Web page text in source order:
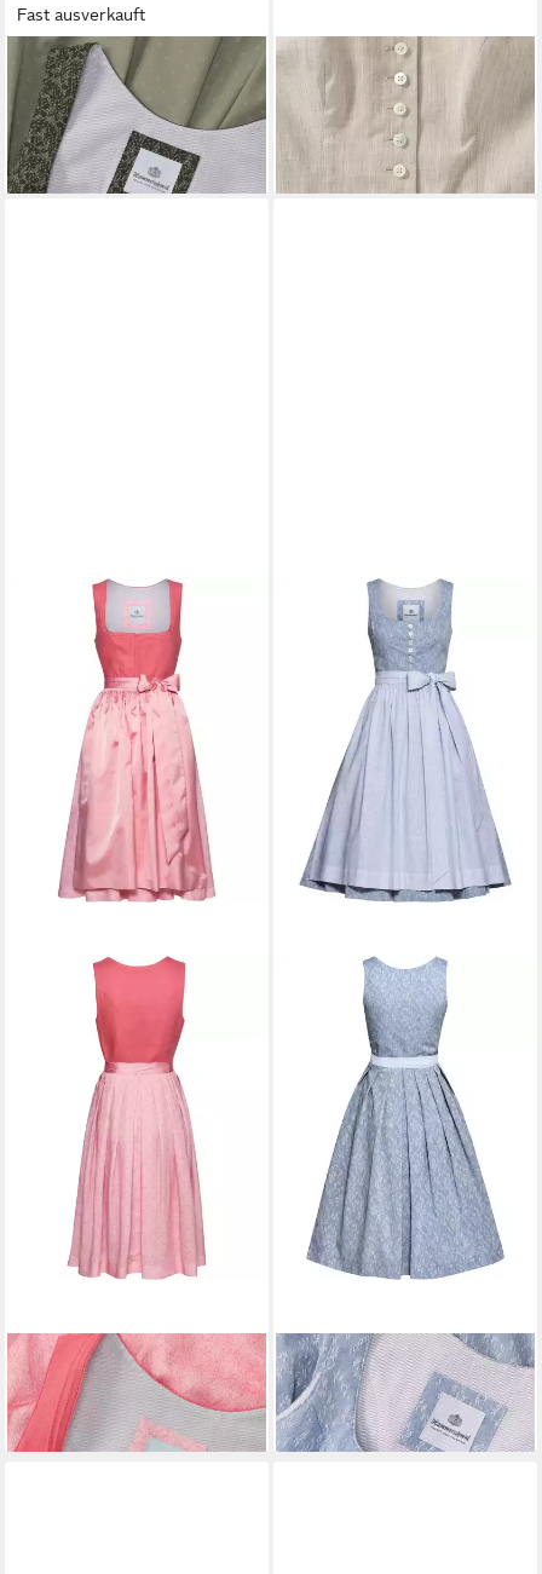
Fast ausverkauft
HAMMERSCHMID
Dirndl
Midi-Jacquard-Dirndl Pillersee
289,99 €
HAMMERSCHMID
Dirndl
Dirndl Koflersee
158,99 €
329,00 €
-52%
HAMMERSCHMID
Dirndl
Leinendirndl Plattensee
349,99 €
HAMMERSCHMIDDirndl
Dirndl Koflersee
199,99 €